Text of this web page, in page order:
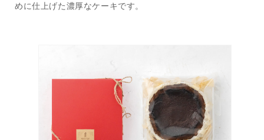
めに仕上げた濃厚なケーキです。